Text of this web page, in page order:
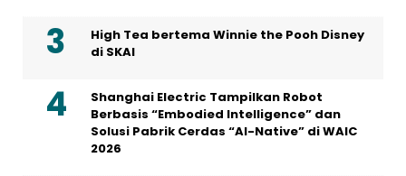
High Tea bertema Winnie the Pooh Disney
di SKAI
Shanghai Electric Tampilkan Robot
Berbasis “Embodied Intelligence” dan
Solusi Pabrik Cerdas “AI-Native” di WAIC
2026